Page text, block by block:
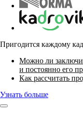
Пригодится каждому
Можно ли
и постоянно его
Как рассчитать
Узнать больше